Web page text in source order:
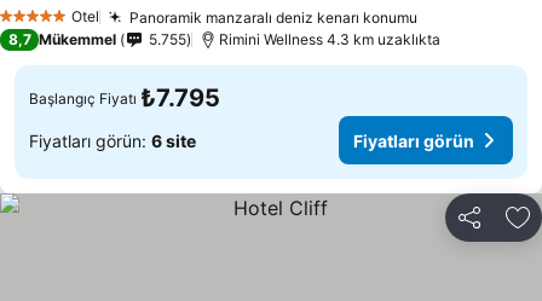
5 Yıldız Otel Panoramik manzaralı deniz kenarı konumu
8,7 Mükemmel 5.755 Rimini Wellness 4.3 km uzaklıkta
Başlangıç Fiyatı ₺7.795
Fiyatları görün: 6 site Fiyatları görün
Paylaş